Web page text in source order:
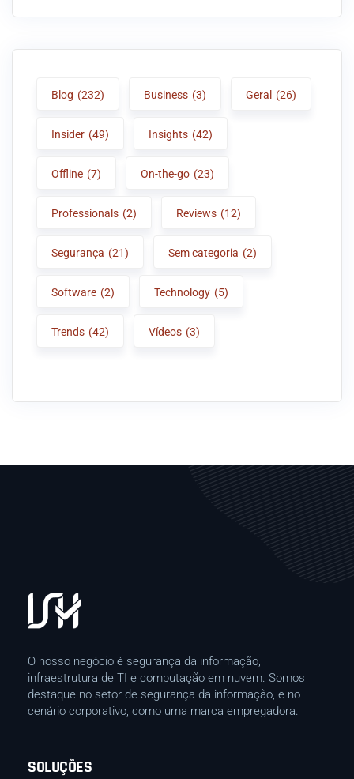
Blog (232) Business (3) Geral (26)
Insider (49) Insights (42)
Offline (7) On-the-go (23)
Professionals (2) Reviews (12)
Segurança (21) Sem categoria (2)
Software (2) Technology (5)
Trends (42) Vídeos (3)
O nosso negócio é segurança da informação,
infraestrutura de TI e computação em nuvem. Somos
destaque no setor de segurança da informação, e no
cenário corporativo, como uma marca empregadora.
SOLUÇÕES